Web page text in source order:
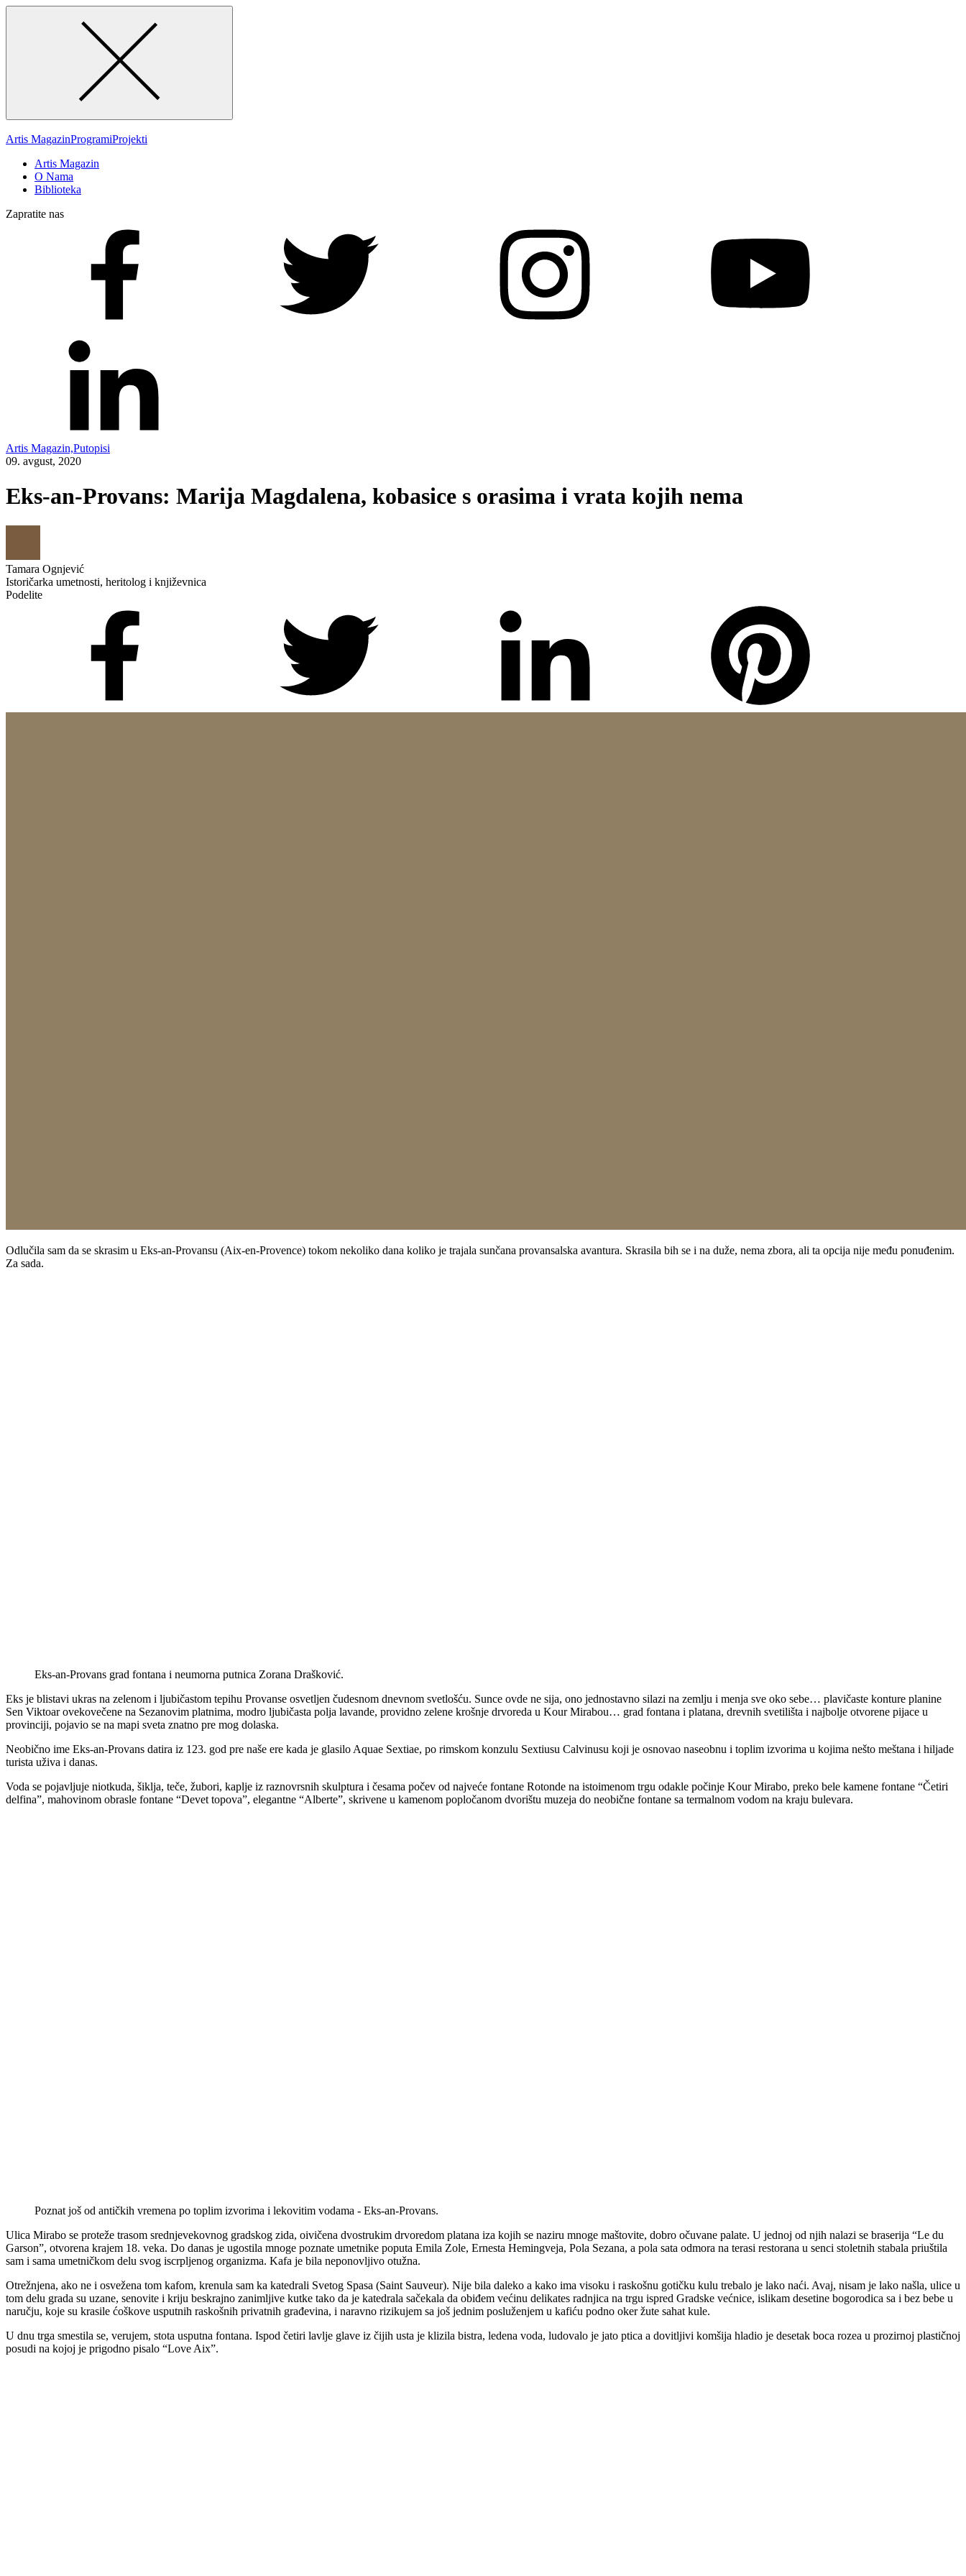
Artis MagazinProgramiProjekti
Artis Magazin
O Nama
Biblioteka
Zapratite nas
Artis Magazin,Putopisi
09. avgust, 2020
Eks-an-Provans: Marija Magdalena, kobasice s orasima i vrata kojih nema
Tamara Ognjević
Istoričarka umetnosti, heritolog i književnica
Podelite
Odlučila sam da se skrasim u Eks-an-Provansu (Aix-en-Provence) tokom nekoliko dana koliko je trajala sunčana provansalska avantura. Skrasila bih se i na duže, nema zbora, ali ta opcija nije među ponuđenim.
Za sada.
Eks-an-Provans grad fontana i neumorna putnica Zorana Drašković.
Eks je blistavi ukras na zelenom i ljubičastom tepihu Provanse osvetljen čudesnom dnevnom svetlošću. Sunce ovde ne sija, ono jednostavno silazi na zemlju i menja sve oko sebe… plavičaste konture planine
Sen Viktoar ovekovečene na Sezanovim platnima, modro ljubičasta polja lavande, providno zelene krošnje drvoreda u Kour Mirabou… grad fontana i platana, drevnih svetilišta i najbolje otvorene pijace u
provinciji, pojavio se na mapi sveta znatno pre mog dolaska.
Neobično ime Eks-an-Provans datira iz 123. god pre naše ere kada je glasilo Aquae Sextiae, po rimskom konzulu Sextiusu Calvinusu koji je osnovao naseobnu i toplim izvorima u kojima nešto meštana i hiljade
turista uživa i danas.
Voda se pojavljuje niotkuda, šiklja, teče, žubori, kaplje iz raznovrsnih skulptura i česama počev od najveće fontane Rotonde na istoimenom trgu odakle počinje Kour Mirabo, preko bele kamene fontane “Četiri
delfina”, mahovinom obrasle fontane “Devet topova”, elegantne “Alberte”, skrivene u kamenom popločanom dvorištu muzeja do neobične fontane sa termalnom vodom na kraju bulevara.
Poznat još od antičkih vremena po toplim izvorima i lekovitim vodama - Eks-an-Provans.
Ulica Mirabo se proteže trasom srednjevekovnog gradskog zida, oivičena dvostrukim drvoredom platana iza kojih se naziru mnoge maštovite, dobro očuvane palate. U jednoj od njih nalazi se braserija “Le du
Garson”, otvorena krajem 18. veka. Do danas je ugostila mnoge poznate umetnike poputa Emila Zole, Ernesta Hemingveja, Pola Sezana, a pola sata odmora na terasi restorana u senci stoletnih stabala priuštila
sam i sama umetničkom delu svog iscrpljenog organizma. Kafa je bila neponovljivo otužna.
Otrežnjena, ako ne i osvežena tom kafom, krenula sam ka katedrali Svetog Spasa (Saint Sauveur). Nije bila daleko a kako ima visoku i raskošnu gotičku kulu trebalo je lako naći. Avaj, nisam je lako našla, ulice u
tom delu grada su uzane, senovite i kriju beskrajno zanimljive kutke tako da je katedrala sačekala da obiđem većinu delikates radnjica na trgu ispred Gradske većnice, islikam desetine bogorodica sa i bez bebe u
naručju, koje su krasile ćoškove usputnih raskošnih privatnih građevina, i naravno rizikujem sa još jednim posluženjem u kafiću podno oker žute sahat kule.
U dnu trga smestila se, verujem, stota usputna fontana. Ispod četiri lavlje glave iz čijih usta je klizila bistra, ledena voda, ludovalo je jato ptica a dovitljivi komšija hladio je desetak boca rozea u prozirnoj plastičnoj
posudi na kojoj je prigodno pisalo “Love Aix”.